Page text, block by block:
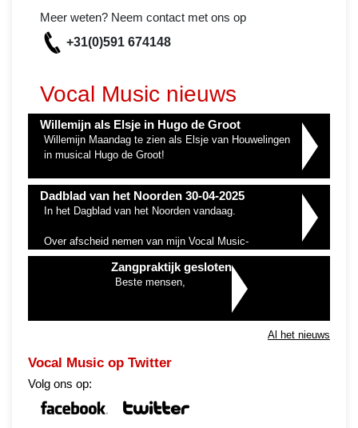
Meer weten? Neem contact met ons op
+31(0)591 674148
Vocal Music nieuws
Willemijn als Elsje in Hugo de Groot
Willemijn Maandag te zien als Elsje van Houwelingen
in musical Hugo de Groot!
Dadblad van het Noorden 30-04-2025
In het Dagblad van het Noorden vandaag.
Over afscheid nemen van mijn Vocal Music-
zangpraktijk en de nieuwe start bij hashtag#HetPodium
Zangpraktijk gesloten
Beste mensen,
Al het nieuws
Vocal Music op Twitter
Volg ons op: